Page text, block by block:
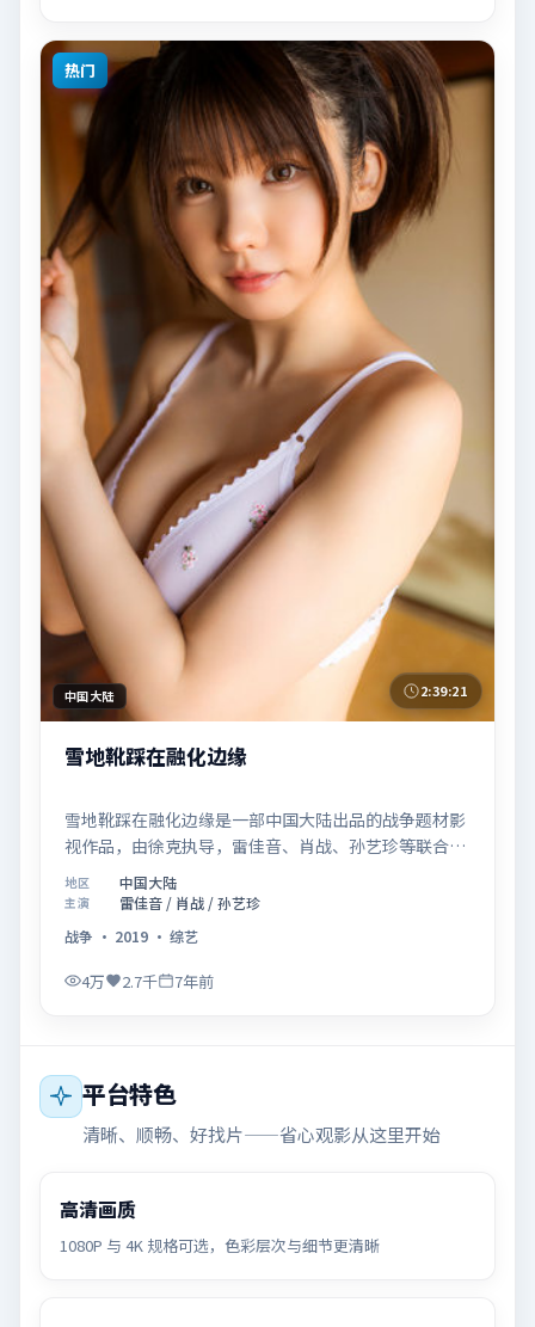
热门
中国大陆 2:39:21
雪地靴踩在融化边缘
雪地靴踩在融化边缘是一部中国大陆出品的战争题材影
视作品，由徐克执导，雷佳音、肖战、孙艺珍等联合主
演，于2019年07月26日在院线首映。影片围绕「记忆
拼图里的真相碎片」展开叙事，镜头语言克制而富有张
力，节奏起伏得当，人物弧光完整；配乐与场面调度强
化了类型片的观感体验，亦留有可供解读的细节空间，
适合关注现实主义叙事与人物关系的观众观看与收藏。
地区 中国大陆
主演
雷佳音 / 肖战 / 孙艺珍
战争 · 2019 · 综艺
4万 2.7千 7年前
平台特色
清晰、顺畅、好找片——省心观影从这里开始
高清画质
1080P 与 4K 规格可选，色彩层次与细节更清晰